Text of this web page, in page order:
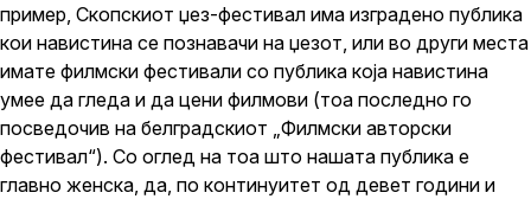
пример, Скопскиот џез-фестивал има изградено публика
кои навистина се познавачи на џезот, или во други места
имате филмски фестивали со публика која навистина
умее да гледа и да цени филмови (тоа последно го
посведочив на белградскиот „Филмски авторски
фестивал“). Со оглед на тоа што нашата публика е
главно женска, да, по континуитет од девет години и